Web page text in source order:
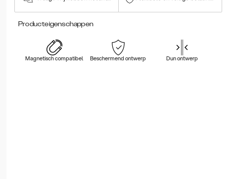
Producteigenschappen
Magnetisch compatibel Beschermend ontwerp Dun ontwerp